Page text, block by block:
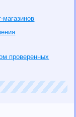
магазинов
проверенных